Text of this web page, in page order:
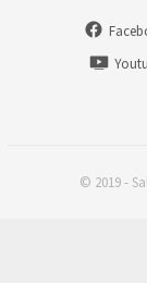
© 2019 -